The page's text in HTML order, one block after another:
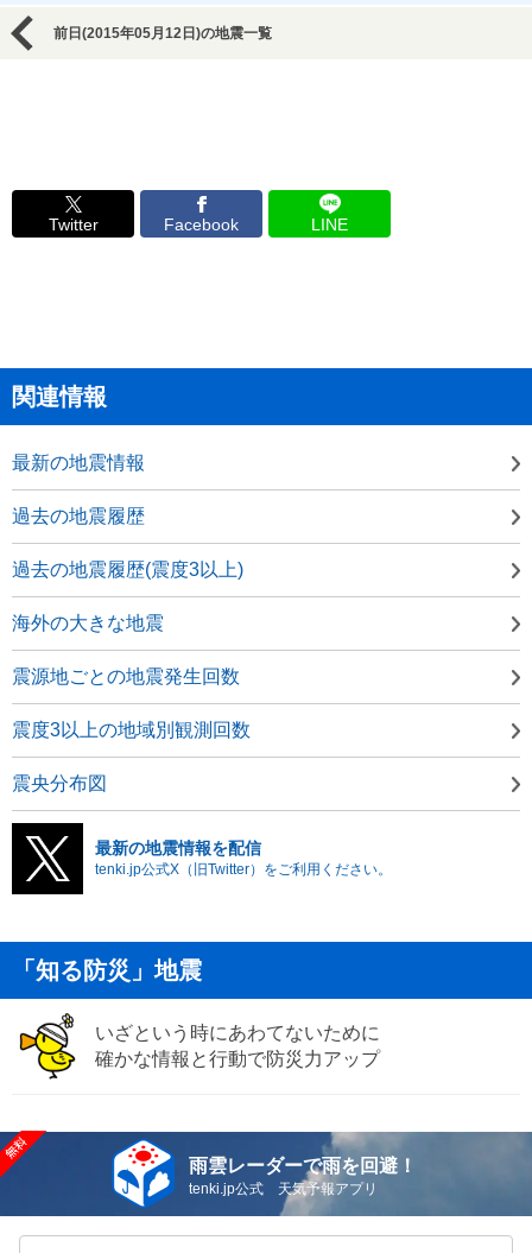
前日(2015年05月12日)の地震一覧
Twitter Facebook LINE
関連情報
最新の地震情報
過去の地震履歴
過去の地震履歴(震度3以上)
海外の大きな地震
震源地ごとの地震発生回数
震度3以上の地域別観測回数
震央分布図
最新の地震情報を配信
tenki.jp公式X（旧Twitter）をご利用ください。
「知る防災」地震
いざという時にあわてないために
確かな情報と行動で防災力アップ
雨雲レーダーで雨を回避！
tenki.jp公式 天気予報アプリ